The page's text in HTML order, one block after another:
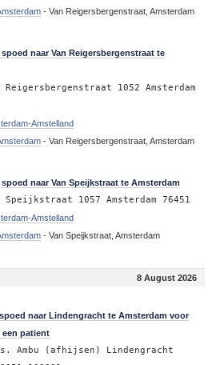
- Van Reigersbergenstraat, Amsterdam
naar Van Reigersbergenstraat te
Reigersbergenstraat 1052 Amsterdam
Amstelland
- Van Reigersbergenstraat, Amsterdam
naar Van Speijkstraat te Amsterdam
Speijkstraat 1057 Amsterdam 76451
Amstelland
- Van Speijkstraat, Amsterdam
8 August 2026
naar Lindengracht te Amsterdam voor
een patient
Ambu (afhijsen) Lindengracht